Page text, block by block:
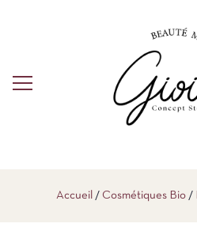
Accueil Cosmétiques Bio